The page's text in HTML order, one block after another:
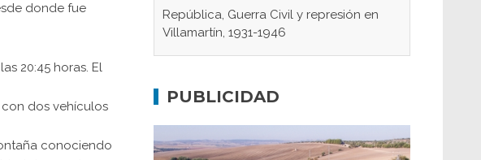
donde fue
20:45 horas. El
con dos vehículos
conociendo
Gaditanos deportados a campos de
concentración nazis
Don Perafán de Ribera y sus
El Frente Popular. Ubrique, febrero-julio
PUBLICIDAD